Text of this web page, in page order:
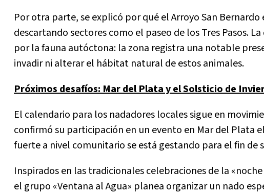
Por otra parte, se explicó por qué el Arroyo San
descartando sectores como el paseo de los Tres Pasos.
por la fauna autóctona: la zona registra una notable
invadir ni alterar el hábitat natural de estos animales.
Próximos desafíos: Mar del Plata y el Solsticio de
El calendario para los nadadores locales sigue en
confirmó su participación en un evento en Mar del Plata
fuerte a nivel comunitario se está gestando para el fin de
Inspirados en las tradicionales celebraciones de la
el grupo «Ventana al Agua» planea organizar un nado